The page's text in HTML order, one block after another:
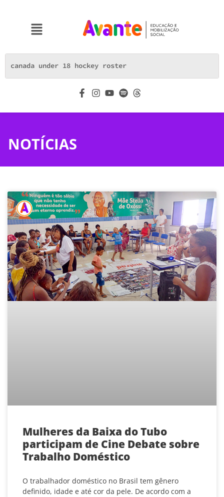
NOTÍCIAS
Mulheres da Baixa do Tubo
participam de Cine Debate sobre
Trabalho Doméstico
O trabalhador doméstico no Brasil tem gênero
definido, idade e até cor da pele. De acordo com a